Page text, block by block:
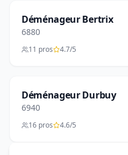
Déménageur Bertrix
6880
11 pros 4.7/5
Déménageur Durbuy
6940
16 pros 4.6/5